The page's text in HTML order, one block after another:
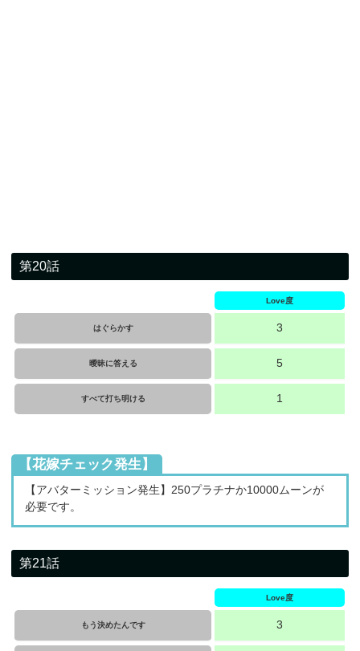
第20話
Love度
はぐらかす 3
曖昧に答える 5
すべて打ち明ける 1
【花嫁チェック発生】
【アバターミッション発生】250プラチナか10000ムーンが
必要です。
第21話
Love度
もう決めたんです 3